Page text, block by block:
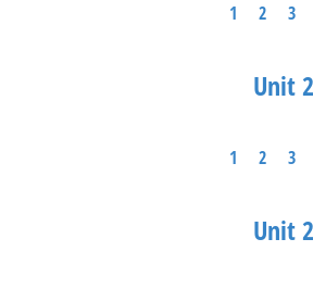
1 2 3
Unit
1 2 3
Unit